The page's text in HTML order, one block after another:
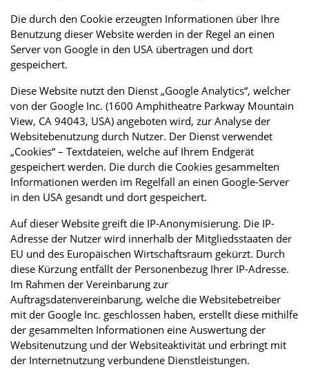
Die durch den Cookie erzeugten Informationen über Ihre
Benutzung dieser Website werden in der Regel an einen
Server von Google in den USA übertragen und dort
gespeichert.
Diese Website nutzt den Dienst „Google Analytics“, welcher
von der Google Inc. (1600 Amphitheatre Parkway Mountain
View, CA 94043, USA) angeboten wird, zur Analyse der
Websitebenutzung durch Nutzer. Der Dienst verwendet
„Cookies“ – Textdateien, welche auf Ihrem Endgerät
gespeichert werden. Die durch die Cookies gesammelten
Informationen werden im Regelfall an einen Google-Server
in den USA gesandt und dort gespeichert.
Auf dieser Website greift die IP-Anonymisierung. Die IP-
Adresse der Nutzer wird innerhalb der Mitgliedsstaaten der
EU und des Europäischen Wirtschaftsraum gekürzt. Durch
diese Kürzung entfällt der Personenbezug Ihrer IP-Adresse.
Im Rahmen der Vereinbarung zur
Auftragsdatenvereinbarung, welche die Websitebetreiber
mit der Google Inc. geschlossen haben, erstellt diese mithilfe
der gesammelten Informationen eine Auswertung der
Websitenutzung und der Websiteaktivität und erbringt mit
der Internetnutzung verbundene Dienstleistungen.